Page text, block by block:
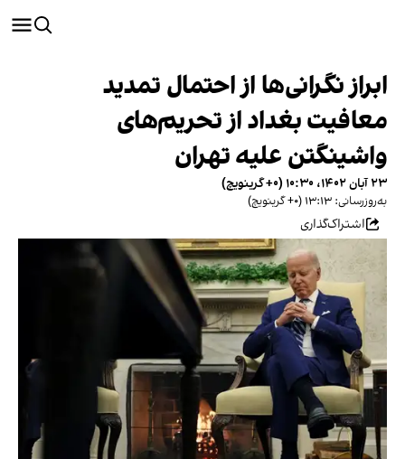
ابراز نگرانی‌ها از احتمال تمدید
معافیت بغداد از تحریم‌های
واشینگتن علیه تهران
۲۳ آبان ۱۴۰۲، ۱۰:۳۰ (‎+۰ گرینویچ)
به‌روزرسانی: ۱۳:۱۳ (‎+۰ گرینویچ)
اشتراک‌گذاری